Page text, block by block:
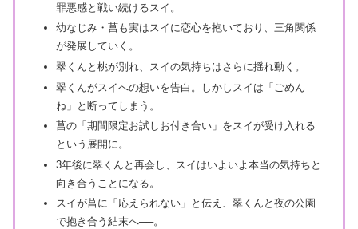
罪悪感と戦い続けるスイ。
幼なじみ・菖も実はスイに恋心を抱いており、三角関係
が発展していく。
翠くんと桃が別れ、スイの気持ちはさらに揺れ動く。
翠くんがスイへの想いを告白。しかしスイは「ごめん
ね」と断ってしまう。
菖の「期間限定お試しお付き合い」をスイが受け入れる
という展開に。
3年後に翠くんと再会し、スイはいよいよ本当の気持ちと
向き合うことになる。
スイが菖に「応えられない」と伝え、翠くんと夜の公園
で抱き合う結末へ──。